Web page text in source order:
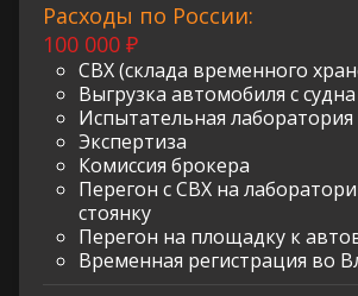
Расходы по России:
100 000 ₽
СВХ (склада временного
Выгрузка автомобиля с судна
Испытательная лаборатория
Экспертиза
Комиссия брокера
Перегон с СВХ на
стоянку
Перегон на площадку к
Временная регистрация во